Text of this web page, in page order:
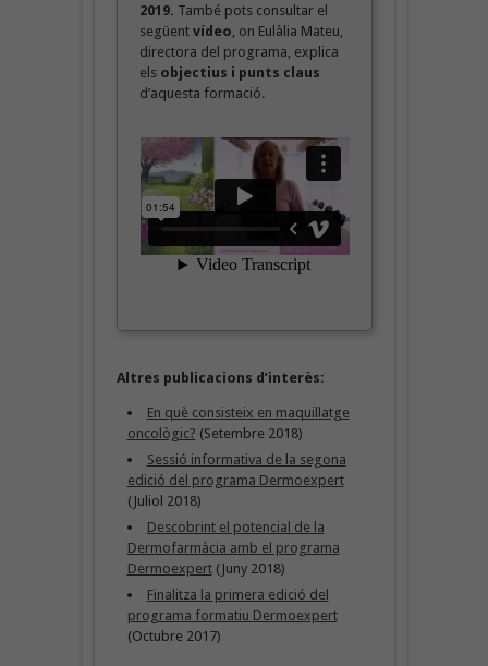
2019. També pots consultar el
següent vídeo , on Eulàlia Mateu,
directora del programa, explica
els objectius i punts claus
d’aquesta formació.
Altres publicacions d’interès:
En què consisteix en maquillatge
oncològic? (Setembre 2018)
Sessió informativa de la segona
edició del programa Dermoexpert
(Juliol 2018)
Descobrint el potencial de la
Dermofarmàcia amb el programa
Dermoexpert(Juny 2018)
Finalitza la primera edició del
programa formatiu Dermoexpert
(Octubre 2017)